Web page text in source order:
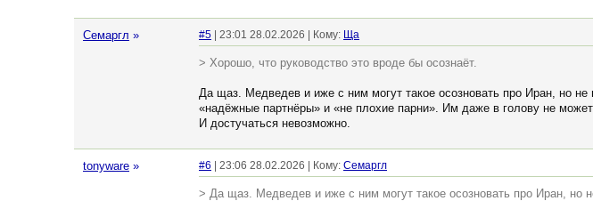
Семаргл » #5 | 23:01 28.02.2026 | Кому: Ща
> Хорошо, что руководство это вроде бы осознаёт.
Да щаз. Медведев и иже с ним могут такое осозновать про Иран, но
«надёжные партнёры» и «не плохие парни». Им даже в голову не
И достучаться невозможно.
tonyware » #6 | 23:06 28.02.2026 | Кому: Семаргл
> Да щаз. Медведев и иже с ним могут такое осозновать про Иран, но